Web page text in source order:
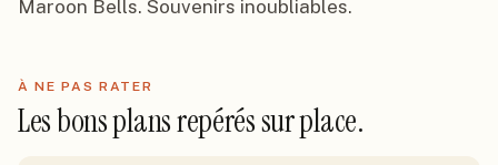
Maroon Bells. Souvenirs inoubliables.
À NE PAS RATER
Les bons plans repérés sur place.